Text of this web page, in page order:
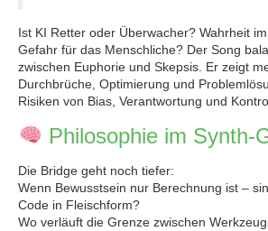
Ist KI Retter oder Überwacher? Wahrheit
Gefahr für das Menschliche? Der Song
zwischen Euphorie und Skepsis. Er zeigt
Durchbrüche, Optimierung und
Risiken von Bias, Verantwortung und
Philosophie im Synth-
Die Bridge geht noch tiefer:
Wenn Bewusstsein nur Berechnung ist –
Code in Fleischform?
Wo verläuft die Grenze zwischen